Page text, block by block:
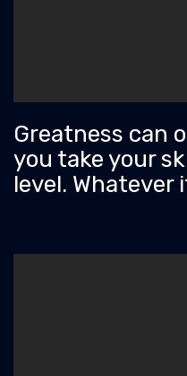
Greatness can
you take your
level. Whatever